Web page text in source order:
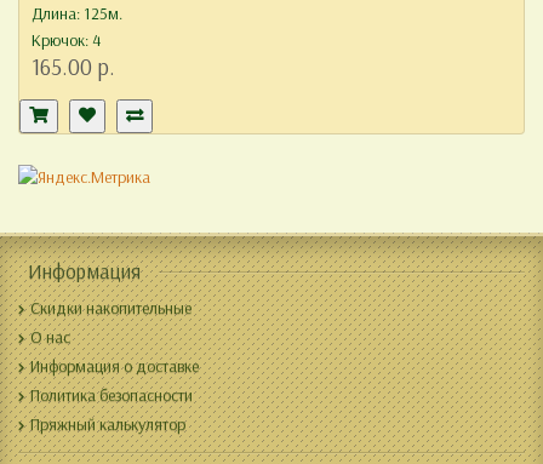
Длина: 125м.
Крючок: 4
165.00 р.
Информация
Скидки накопительные
О нас
Информация о доставке
Политика безопасности
Пряжный калькулятор